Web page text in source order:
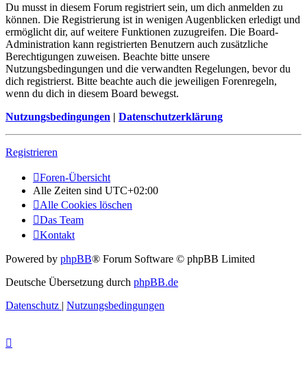
Du musst in diesem Forum registriert sein, um dich anmelden zu
können. Die Registrierung ist in wenigen Augenblicken erledigt und
ermöglicht dir, auf weitere Funktionen zuzugreifen. Die Board-
Administration kann registrierten Benutzern auch zusätzliche
Berechtigungen zuweisen. Beachte bitte unsere
Nutzungsbedingungen und die verwandten Regelungen, bevor du
dich registrierst. Bitte beachte auch die jeweiligen Forenregeln,
wenn du dich in diesem Board bewegst.
Nutzungsbedingungen | Datenschutzerklärung
Registrieren
Foren-Übersicht
Alle Zeiten sind UTC+02:00
Alle Cookies löschen
Das Team
Kontakt
Powered by phpBB® Forum Software © phpBB Limited
Deutsche Übersetzung durch phpBB.de
Datenschutz | Nutzungsbedingungen